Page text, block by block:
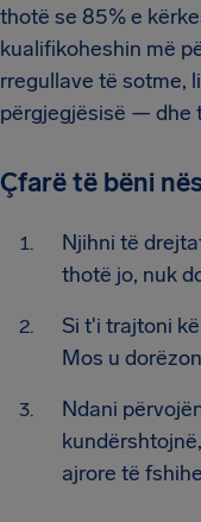
thotë se 85% e
kualifikoheshin më
rregullave të sotme,
përgjegjësisë — dhe
Çfarë të bëni
Njihni të
thotë jo, nuk
Si t'i trajtoni
Mos u
Ndani
ajrore të